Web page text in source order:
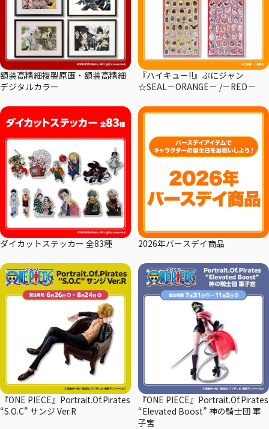
額装高精細複製原画・額装高精細
デジタルカラー
『ハイキュー!!』ぷにジャン
☆SEAL－ORANGE－ /－RED－
ダイカットステッカー 全83種 2026年バースデイ商品
『ONE PIECE』Portrait.Of.Pirates
“S.O.C” サンジ Ver.R
『ONE PIECE』Portrait.Of.Pirates
“Elevated Boost” 神の騎士団 軍
子宮